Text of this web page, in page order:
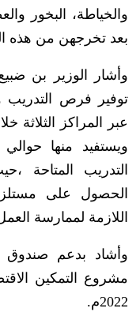
والخياطة، البخور
بعد تخرجهن من هذه
وأشار الوزير بن
توفير فرص التدريب
الحصول على
اللازمة لممارسة
وأشاد بدعم صندوق
2022م.